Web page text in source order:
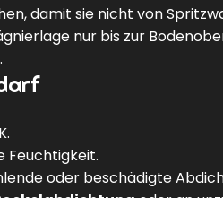
damit sie nicht von
nur bis zur
Feuchtigkeit.
oder beschädigte